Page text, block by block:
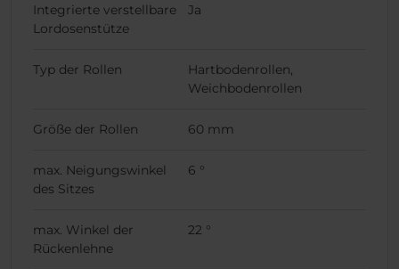
Integrierte verstellbare
Lordosenstütze
Ja
Typ der Rollen
Hartbodenrollen,
Weichbodenrollen
Größe der Rollen 60 mm
max. Neigungswinkel
des Sitzes
6 °
max. Winkel der
Rückenlehne
22 °